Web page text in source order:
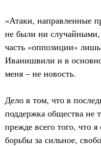
«Атаки, направленные
не были ни
часть «оппозиции»
Иванишвили и в
меня – не новость.
Дело в том, что в
поддержка общества не
прежде всего того, что
борьбы за сильное,